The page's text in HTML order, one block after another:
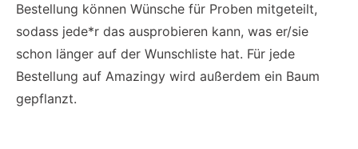
Bestellung können Wünsche für Proben mitgeteilt,
sodass jede*r das ausprobieren kann, was er/sie
schon länger auf der Wunschliste hat. Für jede
Bestellung auf Amazingy wird außerdem ein Baum
gepflanzt.